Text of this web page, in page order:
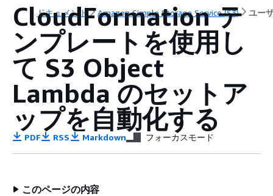
ドキュメント Amazon Simple Storage Service (S3) ユー
CloudFormation テ
ンプレートを使用し
て S3 Object
Lambda のセットア
ップを自動化する
PDF RSS Markdown フォーカスモード
このページの内容